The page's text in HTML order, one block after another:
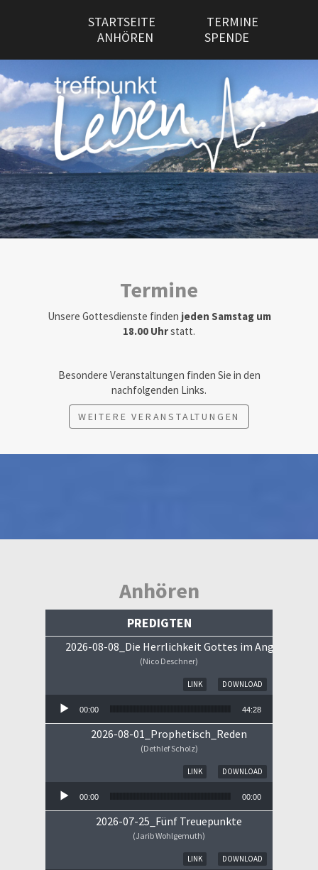
STARTSEITE
TERMINE
ANHÖREN
SPENDE
Termine
Unsere Gottesdienste finden jeden Samstag um
18.00 Uhrstatt.
Besondere Veranstaltungen finden Sie in den
nachfolgenden Links.
WEITERE VERANSTALTUNGEN
Anhören
PREDIGTEN
2026-08-08_Die Herrlichkeit Gottes im Angesicht
(Nico Deschner)
DOWNLOAD
LINK
00:00 44:28
2026-08-01_Prophetisch_Reden
(Dethlef Scholz)
DOWNLOAD
LINK
00:00 00:00
2026-07-25_Fünf Treuepunkte
(Jarib Wohlgemuth)
DOWNLOAD
LINK